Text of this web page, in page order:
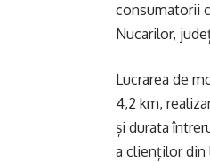
consumatorii
Nucarilor,
Lucrarea de
4,2 km,
și durata
a clienților din